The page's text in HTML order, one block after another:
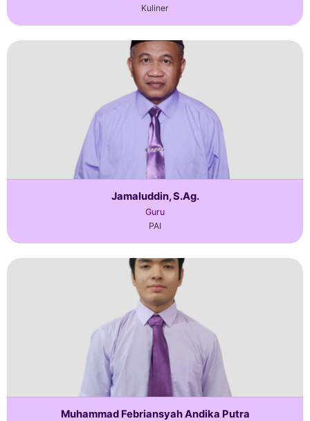
Kuliner
Jamaluddin, S.Ag.
Guru
PAI
Muhammad Febriansyah Andika Putra